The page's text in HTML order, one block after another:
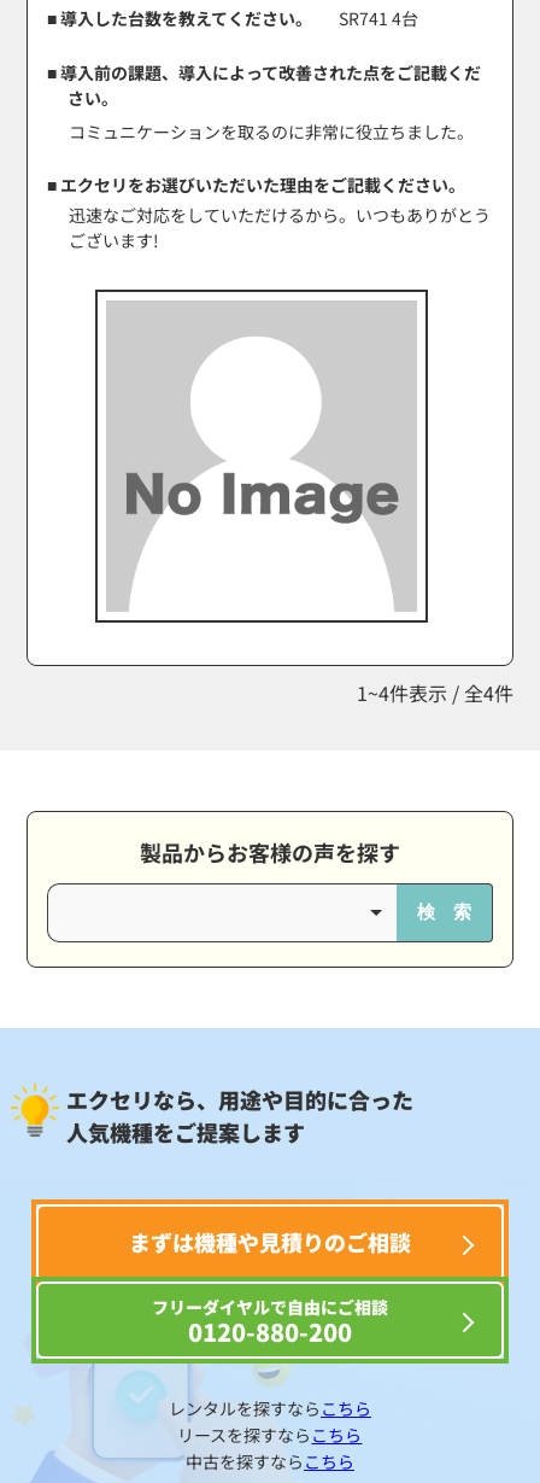
■ 導入した台数を教えてください。 SR741 4台
■ 導入前の課題、導入によって改善された点をご記載くだ
さい。
コミュニケーションを取るのに非常に役立ちました。
■ エクセリをお選びいただいた理由をご記載ください。
迅速なご対応をしていただけるから。いつもありがとう
ございます!
1~4件表示 / 全4件
製品からお客様の声を探す
検 索
エクセリなら、用途や目的に合った
人気機種をご提案します
まずは機種や見積りのご相談
フリーダイヤルで自由にご相談
0120-880-200
レンタルを探すなら こちら
リースを探すなら こちら
中古を探すなら こちら